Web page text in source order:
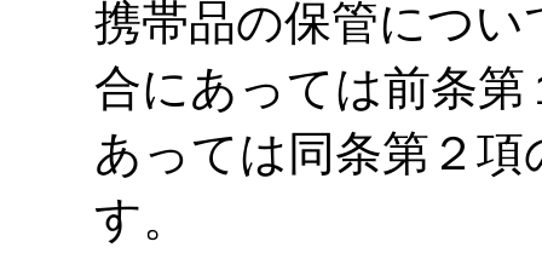
携帯品の保管につ
合にあっては前条
あっては同条第２
す。